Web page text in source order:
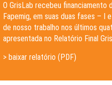
O GrisLab recebeu financiamento
Fapemig, em suas duas fases – I
de nosso trabalho nos últimos
apresentada no Relatório Final
> baixar relatório (PDF)